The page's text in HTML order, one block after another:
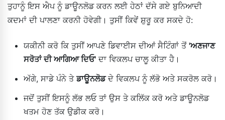
ਤੁਹਾਨੂੰ ਇਸ ਐਪ ਨੂੰ ਡਾਊਨਲੋਡ ਕਰਨ ਲਈ ਹੇਠਾਂ ਦੱਸੇ ਗਏ ਬੁਨਿਆਦੀ
ਕਦਮਾਂ ਦੀ ਪਾਲਣਾ ਕਰਨੀ ਹੋਵੇਗੀ। ਤੁਸੀਂ ਕਿਵੇਂ ਸ਼ੁਰੂ ਕਰ ਸਕਦੇ ਹੋ:
ਯਕੀਨੀ ਕਰੋ ਕਿ ਤੁਸੀਂ ਆਪਣੇ ਡਿਵਾਈਸ ਦੀਆਂ ਸੈਟਿੰਗਾਂ ਤੋਂ 'ਅਣਜਾਣ
ਸਰੋਤਾਂ ਦੀ ਆਗਿਆ ਦਿਓ' ਦਾ ਵਿਕਲਪ ਚਾਲੂ ਕੀਤਾ ਹੈ।
ਅੱਗੇ, ਸਾਡੇ ਪੰਨੇ ਤੇਡਾਊਨਲੋਡਦੇ ਵਿਕਲਪ ਨੂੰ ਲੱਭੋ ਅਤੇ ਸਕਰੋਲ ਕਰੋ।
ਜਦੋਂ ਤੁਸੀਂ ਇਸਨੂੰ ਲੱਭ ਲਓ ਤਾਂ ਉਸ ਤੇ ਕਲਿੱਕ ਕਰੋ ਅਤੇ ਡਾਊਨਲੋਡ
ਖਤਮ ਹੋਣ ਤੱਕ ਉਡੀਕ ਕਰੋ।